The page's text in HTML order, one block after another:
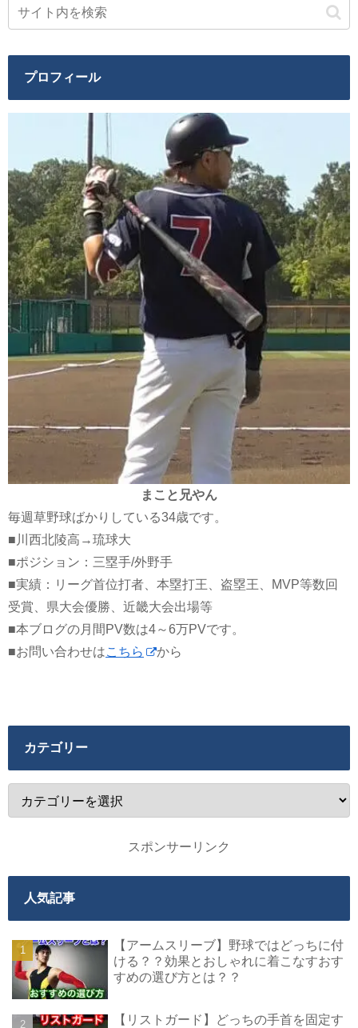
プロフィール
まこと兄やん
毎週草野球ばかりしている34歳です。
■川西北陵高→琉球大
■ポジション：三塁手/外野手
■実績：リーグ首位打者、本塁打王、盗塁王、MVP等数回
受賞、県大会優勝、近畿大会出場等
■本ブログの月間PV数は4～6万PVです。
■お問い合わせはこちら から
カテゴリー
スポンサーリンク
人気記事
【アームスリーブ】野球ではどっちに付
ける？？効果とおしゃれに着こなすおす
すめの選び方とは？？
【リストガード】どっちの手首を固定す